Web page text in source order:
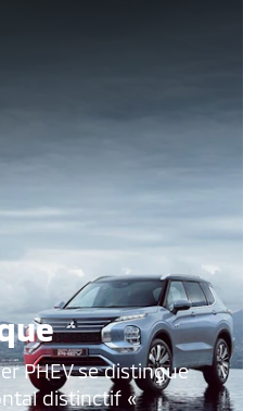
PHEV se distingue
distinctif «